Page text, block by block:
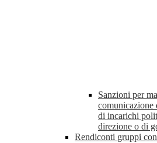
Sanzioni per
comunicazione
di incarichi
direzione o di
Rendiconti gruppi